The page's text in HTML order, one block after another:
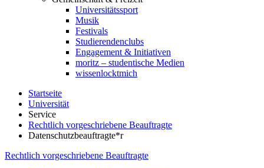
Universitätssport
Musik
Festivals
Studierendenclubs
Engagement & Initiativen
moritz – studentische Medien
wissenlocktmich
Startseite
Universität
Service
Rechtlich vorgeschriebene Beauftragte
Datenschutzbeauftragte*r
Rechtlich vorgeschriebene Beauftragte